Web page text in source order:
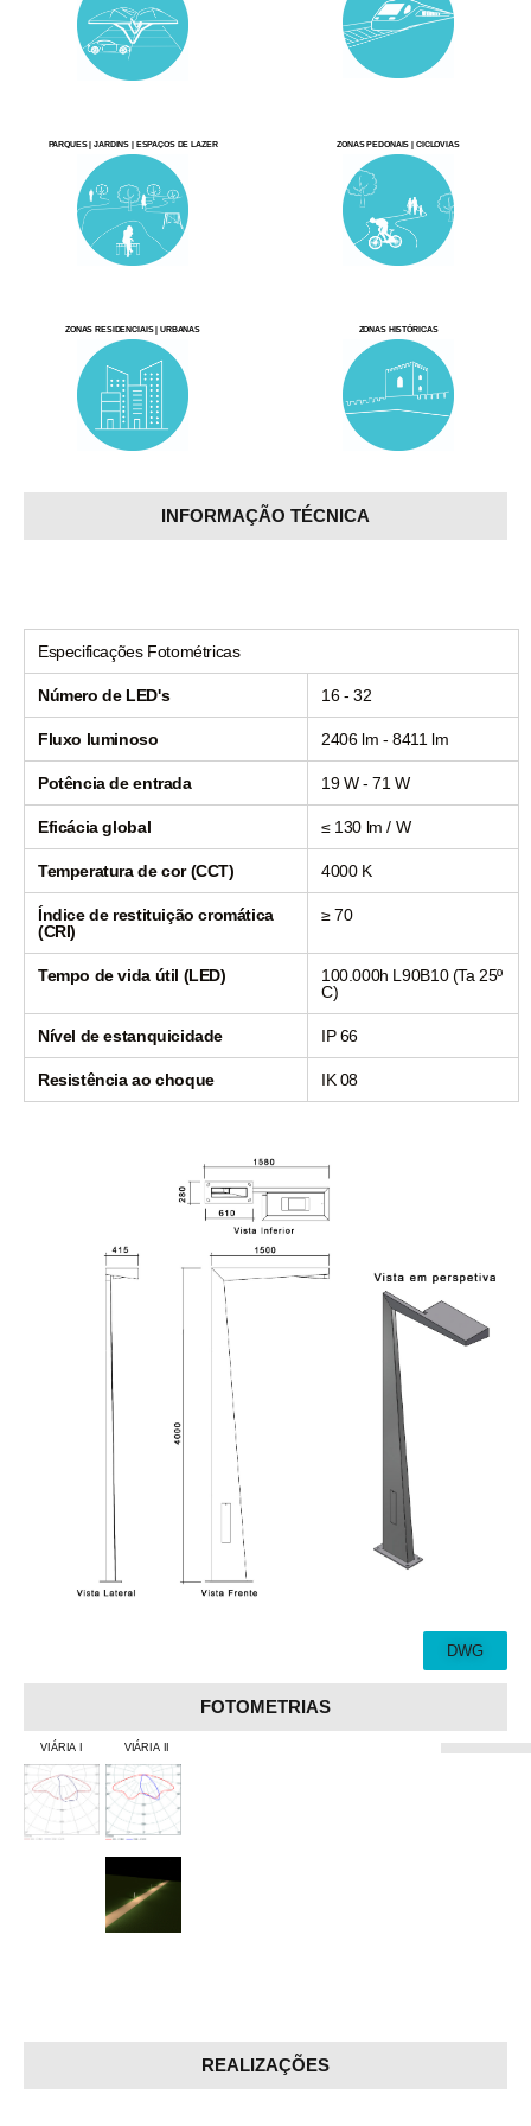
PARQUES | JARDINS | ESPAÇOS DE LAZER ZONAS PEDONAIS | CICLOVIAS
ZONAS RESIDENCIAIS | URBANAS ZONAS HISTÓRICAS
INFORMAÇÃO TÉCNICA
Especificações Fotométricas
Número de LED's 16 - 32
Fluxo luminoso 2406 lm - 8411 lm
Potência de entrada 19 W - 71 W
Eficácia global ≤ 130 lm / W
Temperatura de cor (CCT) 4000 K
Índice de restituição cromática
(CRI)
≥ 70
Tempo de vida útil (LED)
100.000h L90B10 (Ta 25º
C)
Nível de estanquicidade IP 66
Resistência ao choque IK 08
DWG
FOTOMETRIAS
VIÁRIA I VIÁRIA II
REALIZAÇÕES